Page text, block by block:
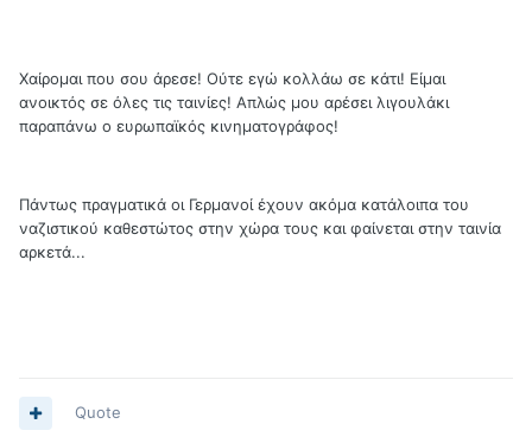
Χαίρομαι που σου άρεσε! Ούτε εγώ κολλάω σε κάτι! Είμαι
ανοικτός σε όλες τις ταινίες! Απλώς μου αρέσει λιγουλάκι
παραπάνω ο ευρωπαϊκός κινηματογράφος!
Πάντως πραγματικά οι Γερμανοί έχουν ακόμα κατάλοιπα του
ναζιστικού καθεστώτος στην χώρα τους και φαίνεται στην ταινία
αρκετά...
Quote